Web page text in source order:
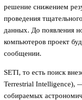
решение снижением
проведения
данных. До появления
компьютеров проект
сообщении.
SETI, то есть поиск
Terrestrial Intelligence),
собираемых